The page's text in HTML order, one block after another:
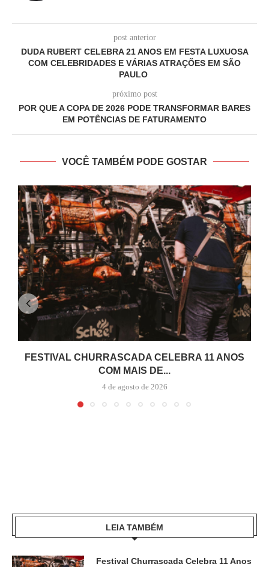
post anterior
DUDA RUBERT CELEBRA 21 ANOS EM FESTA LUXUOSA
COM CELEBRIDADES E VÁRIAS ATRAÇÕES EM SÃO
PAULO
próximo post
POR QUE A COPA DE 2026 PODE TRANSFORMAR BARES
EM POTÊNCIAS DE FATURAMENTO
VOCÊ TAMBÉM PODE GOSTAR
FESTIVAL CHURRASCADA CELEBRA 11 ANOS
COM MAIS DE...
4 de agosto de 2026
LEIA TAMBÉM
Festival Churrascada Celebra 11 Anos